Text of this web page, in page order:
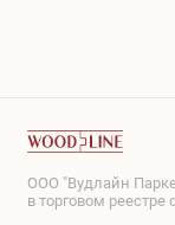
ООО "Вудлайн
в торговом реестре